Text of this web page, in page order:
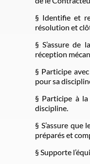
§ Identifie et
résolution et
§ S’assure
réception
§ Participe
pour sa
§ Participe à
discipline.
§ S’assure
préparés et
§ Supporte